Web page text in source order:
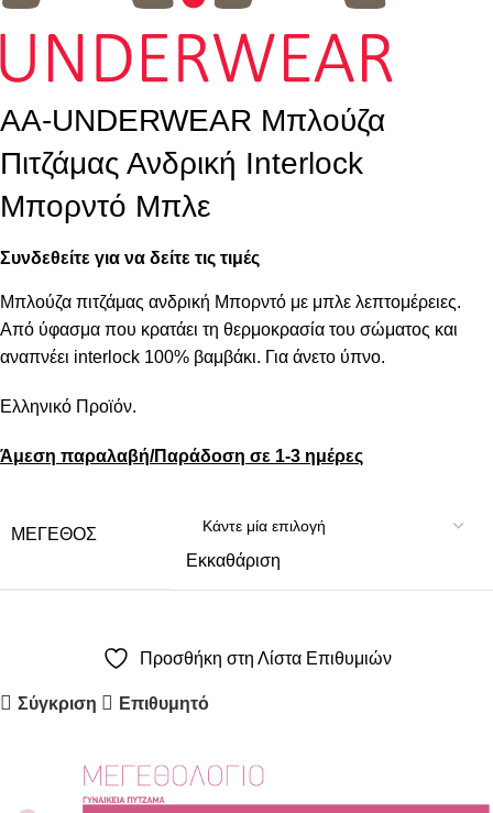
AA-UNDERWEAR Μπλούζα
Πιτζάμας Ανδρική Interlock
Μπορντό Μπλε
Συνδεθείτε για να δείτε τις τιμές
Μπλούζα πιτζάμας ανδρική Μπορντό με μπλε λεπτομέρειες.
Από ύφασμα που κρατάει τη θερμοκρασία του σώματος και
αναπνέει interlock 100% βαμβάκι. Για άνετο ύπνο.
Ελληνικό Προϊόν.
Άμεση παραλαβή/Παράδοση σε 1-3 ημέρες
ΜΈΓΕΘΟΣ
Εκκαθάριση
Προσθήκη στη Λίστα Επιθυμιών
Σύγκριση Επιθυμητό